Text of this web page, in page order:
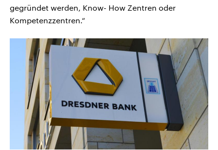
gegründet werden, Know- How Zentren oder
Kompetenzzentren.“